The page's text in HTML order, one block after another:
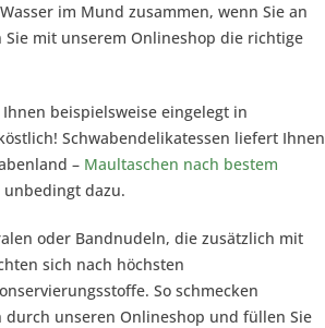
im Mund zusammen, wenn Sie an
mit unserem Onlineshop die richtige
beispielsweise eingelegt in
Schwabendelikatessen liefert Ihnen
– Maultaschen nach bestem
dazu.
oder Bandnudeln, die zusätzlich mit
sich nach höchsten
So schmecken
unseren Onlineshop und füllen Sie